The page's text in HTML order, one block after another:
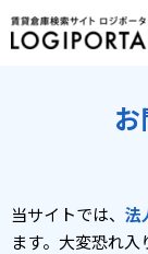
当サイトでは、 法
ます。 大変恐れ入